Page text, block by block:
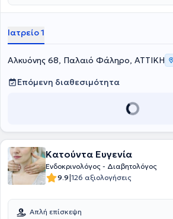
παραθυρεοειδείς αδένες καθώς και στην
Ιατρείο 1
Αλκυόνης 68, Παλαιό Φάληρο, ΑΤΤΙΚΗ
Επόμενη διαθεσιμότητα
Κατούντα Ευγενία
Ενδοκρινολόγος - Διαβητολόγος
9.9|126 αξιολογήσεις
Απλή επίσκεψη